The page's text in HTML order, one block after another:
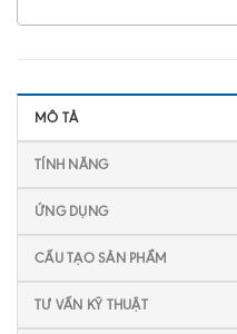
MÔ TẢ
TÍNH NĂNG
ỨNG DỤNG
CẤU TẠO SẢN PHẨM
TƯ VẤN KỸ THUẬT